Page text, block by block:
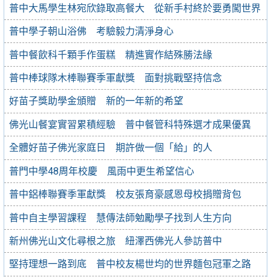
普中大馬學生林宛欣錄取高餐大 從新手村終於要勇闖世界
普中學子朝山浴佛 考驗毅力清淨身心
普中餐飲科千顆手作蛋糕 精進實作結殊勝法緣
普中棒球隊木棒聯賽季軍獻獎 面對挑戰堅持信念
好苗子獎助學金頒贈 新的一年新的希望
佛光山餐宴實習累積經驗 普中餐管科特殊選才成果優異
全體好苗子佛光家庭日 期許做一個「給」的人
普門中學48周年校慶 風雨中更生希望信心
普中鋁棒聯賽季軍獻獎 校友張育豪感恩母校捐贈背包
普中自主學習課程 慧傳法師勉勵學子找到人生方向
新州佛光山文化尋根之旅 紐澤西佛光人參訪普中
堅持理想一路到底 普中校友楊世均的世界麵包冠軍之路